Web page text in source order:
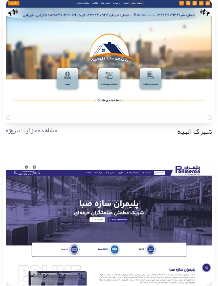
شهرک الهیه مشاهده جزئیات پروژه